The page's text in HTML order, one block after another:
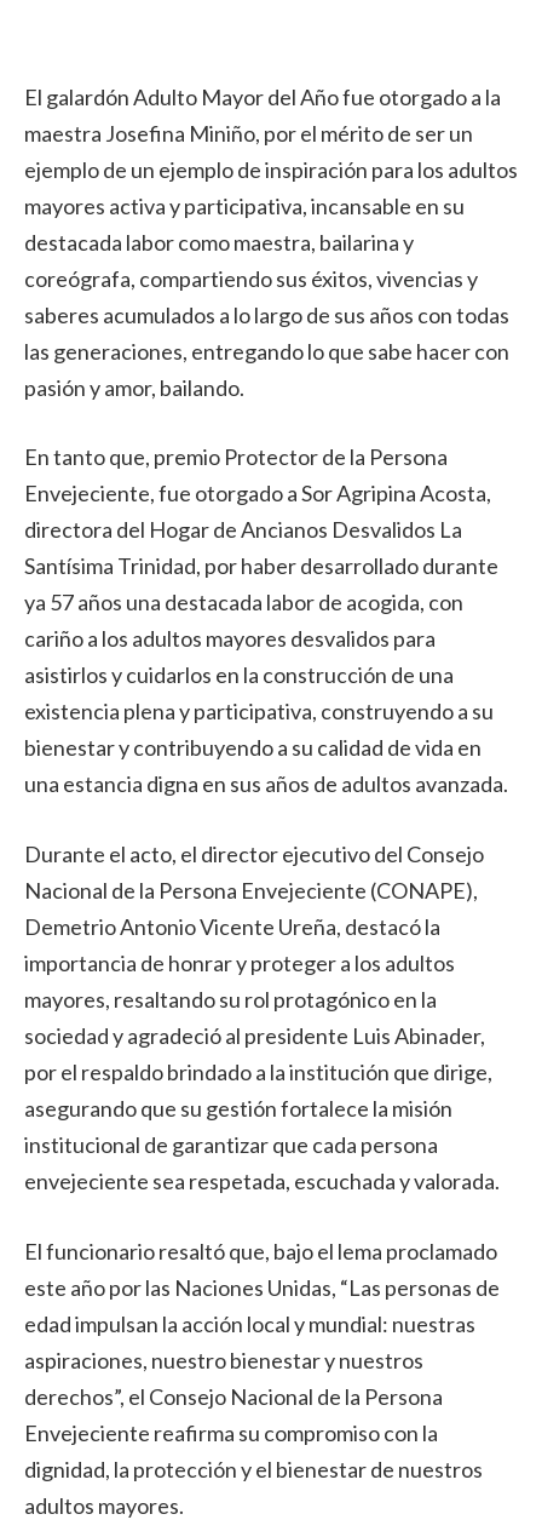
El galardón Adulto Mayor del Año fue otorgado a la
maestra Josefina Miniño, por el mérito de ser un
ejemplo de un ejemplo de inspiración para los adultos
mayores activa y participativa, incansable en su
destacada labor como maestra, bailarina y
coreógrafa, compartiendo sus éxitos, vivencias y
saberes acumulados a lo largo de sus años con todas
las generaciones, entregando lo que sabe hacer con
pasión y amor, bailando.
En tanto que, premio Protector de la Persona
Envejeciente, fue otorgado a Sor Agripina Acosta,
directora del Hogar de Ancianos Desvalidos La
Santísima Trinidad, por haber desarrollado durante
ya 57 años una destacada labor de acogida, con
cariño a los adultos mayores desvalidos para
asistirlos y cuidarlos en la construcción de una
existencia plena y participativa, construyendo a su
bienestar y contribuyendo a su calidad de vida en
una estancia digna en sus años de adultos avanzada.
Durante el acto, el director ejecutivo del Consejo
Nacional de la Persona Envejeciente (CONAPE),
Demetrio Antonio Vicente Ureña, destacó la
importancia de honrar y proteger a los adultos
mayores, resaltando su rol protagónico en la
sociedad y agradeció al presidente Luis Abinader,
por el respaldo brindado a la institución que dirige,
asegurando que su gestión fortalece la misión
institucional de garantizar que cada persona
envejeciente sea respetada, escuchada y valorada.
El funcionario resaltó que, bajo el lema proclamado
este año por las Naciones Unidas, “Las personas de
edad impulsan la acción local y mundial: nuestras
aspiraciones, nuestro bienestar y nuestros
derechos”, el Consejo Nacional de la Persona
Envejeciente reafirma su compromiso con la
dignidad, la protección y el bienestar de nuestros
adultos mayores.